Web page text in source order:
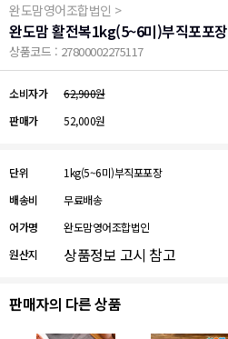
완도맘영어조합법인 >
완도맘 활전복1kg(5~6미)부직포포장
상품코드 : 27800002275117
소비자가
62,900원
판매가
52,000원
단위
1kg(5~6미)부직포포장
배송비
무료배송
어가명
완도맘영어조합법인
원산지
상품정보 고시 참고
판매자의 다른 상품